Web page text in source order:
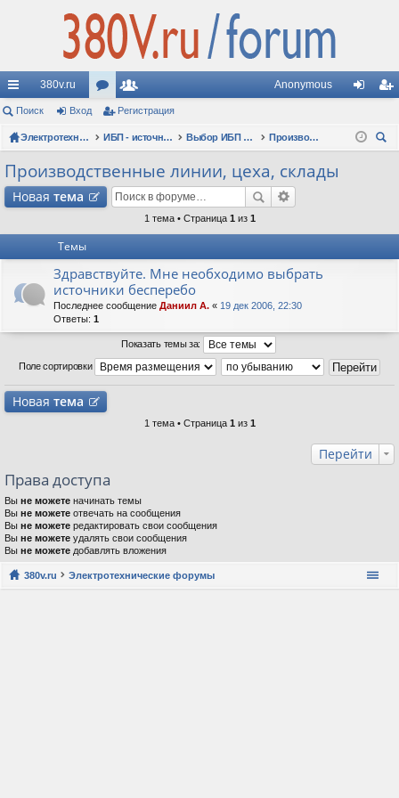
с
ы
лк
380v.ru
ор
ум
ол
ьз
ат
Anonymous
д ис
Поиск Вход Регистрация
Электротехнические форумы ИБП - источники бесперебойного питания Выбор ИБП по сфере применения (рекомендации, советы, опыт эксплуатации)
Производственные линии, цеха, склады
Производственные линии, цеха, склады
Новая тема
1 тема • Страница 1 из 1
Темы
Здравствуйте. Мне необходимо выбрать
источники бесперебо
Последнее сообщение Даниил А. « 19 дек 2006, 22:30
Ответы: 1
Показать темы за:
Поле сортировки
Новая тема
1 тема • Страница 1 из 1
Перейти
Права доступа
Вы не можете начинать темы
Вы не можете отвечать на сообщения
Вы не можете редактировать свои сообщения
Вы не можете удалять свои сообщения
Вы не можете добавлять вложения
380v.ru Электротехнические форумы